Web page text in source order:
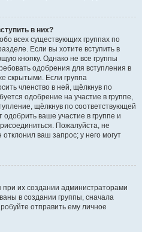
в них?
всех существующих группах по
Если вы хотите вступить в
кнопку. Однако не все группы
одобрения для вступления в
скрытыми. Если группа
членство в ней, щёлкнув по
одобрение на участие в группе,
щёлкнув по соответствующей
ваше участие в группе и
Пожалуйста, не
ваш запрос; у него могут
их создании администраторами
в создании группы, сначала
отправить ему личное